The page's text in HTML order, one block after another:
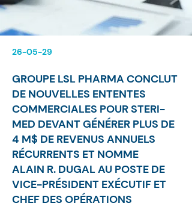
26-05-29
GROUPE LSL PHARMA CONCLUT
DE NOUVELLES ENTENTES
COMMERCIALES POUR STERI-
MED DEVANT GÉNÉRER PLUS DE
4 M$ DE REVENUS ANNUELS
RÉCURRENTS ET NOMME
ALAIN R. DUGAL AU POSTE DE
VICE-PRÉSIDENT EXÉCUTIF ET
CHEF DES OPÉRATIONS